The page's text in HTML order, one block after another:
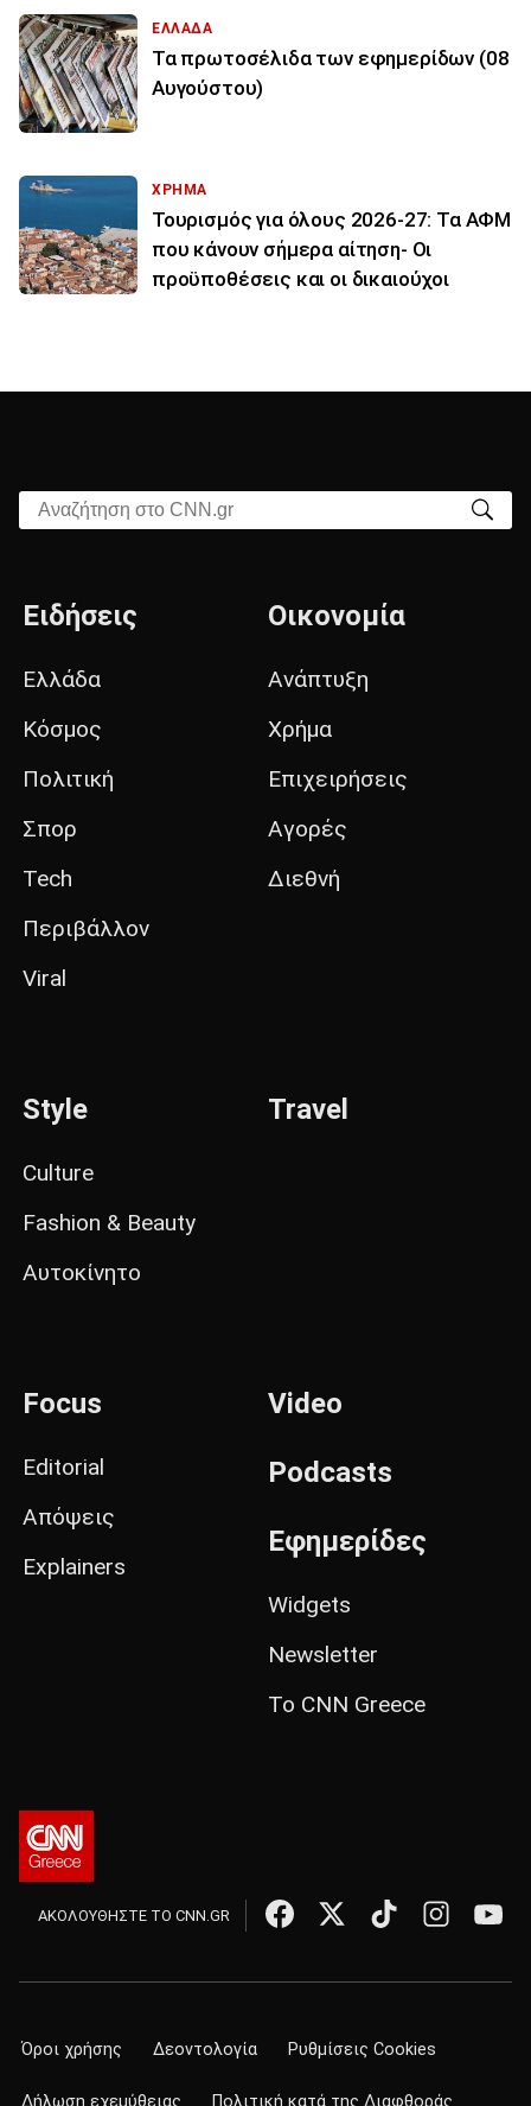
ΕΛΛΑΔΑ
Τα πρωτοσέλιδα των εφημερίδων (08
Αυγούστου)
ΧΡΗΜΑ
Τουρισμός για όλους 2026-27: Τα ΑΦΜ
που κάνουν σήμερα αίτηση- Οι
προϋποθέσεις και οι δικαιούχοι
Αναζήτηση στο CNN.gr
Ειδήσεις
Ελλάδα
Κόσμος
Πολιτική
Σπορ
Tech
Περιβάλλον
Viral
Οικονομία
Ανάπτυξη
Χρήμα
Επιχειρήσεις
Αγορές
Διεθνή
Style
Culture
Fashion & Beauty
Αυτοκίνητο
Travel
Focus
Editorial
Απόψεις
Explainers
Video
Podcasts
Εφημερίδες
Widgets
Newsletter
Το CNN Greece
ΑΚΟΛΟΥΘΗΣΤΕ ΤΟ CNN.GR
Όροι χρήσης Δεοντολογία Ρυθμίσεις Cookies